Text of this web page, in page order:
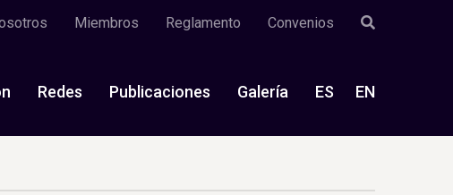
Miembros Reglamento Convenios
Redes Publicaciones Galería ES EN